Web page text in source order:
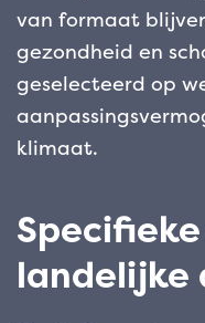
van formaat
gezondheid en
geselecteerd op
klimaat.
landelijke